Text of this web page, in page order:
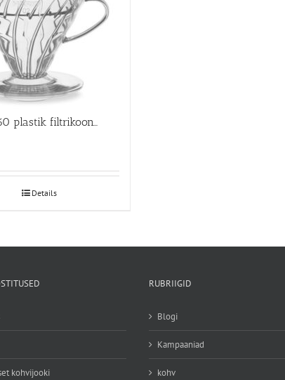
Hario V60 plastik filtrikoonus
Details
kohvijooki
RUBRIIGID
Blogi
Kampaaniad
kohv